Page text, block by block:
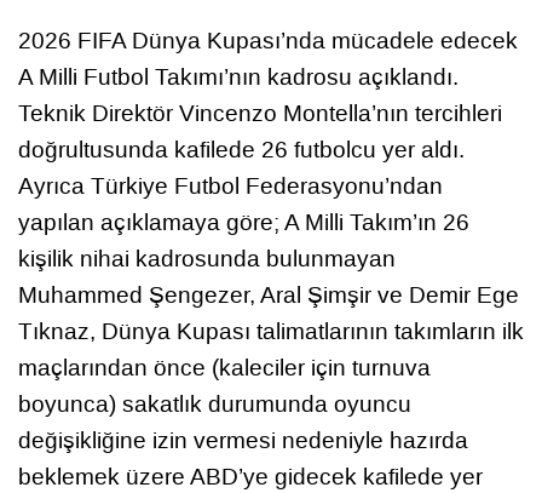
2026 FIFA Dünya Kupası’nda mücadele edecek
A Milli Futbol Takımı’nın kadrosu açıklandı.
Teknik Direktör Vincenzo Montella’nın tercihleri
doğrultusunda kafilede 26 futbolcu yer aldı.
Ayrıca Türkiye Futbol Federasyonu’ndan
yapılan açıklamaya göre; A Milli Takım’ın 26
kişilik nihai kadrosunda bulunmayan
Muhammed Şengezer, Aral Şimşir ve Demir Ege
Tıknaz, Dünya Kupası talimatlarının takımların ilk
maçlarından önce (kaleciler için turnuva
boyunca) sakatlık durumunda oyuncu
değişikliğine izin vermesi nedeniyle hazırda
beklemek üzere ABD’ye gidecek kafilede yer